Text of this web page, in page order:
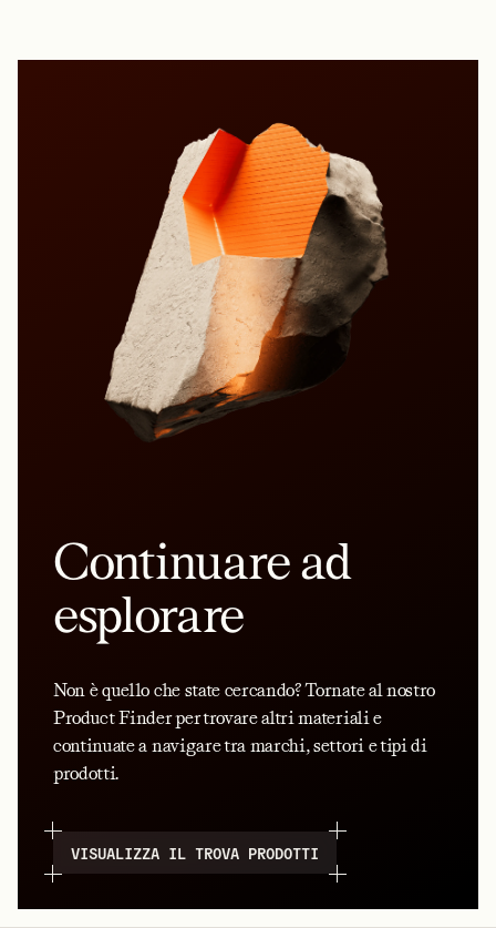
Continuare ad
esplorare
Non è quello che state cercando? Tornate al nostro
Product Finder per trovare altri materiali e
continuate a navigare tra marchi, settori e tipi di
prodotti.
VISUALIZZA IL TROVA PRODOTTI